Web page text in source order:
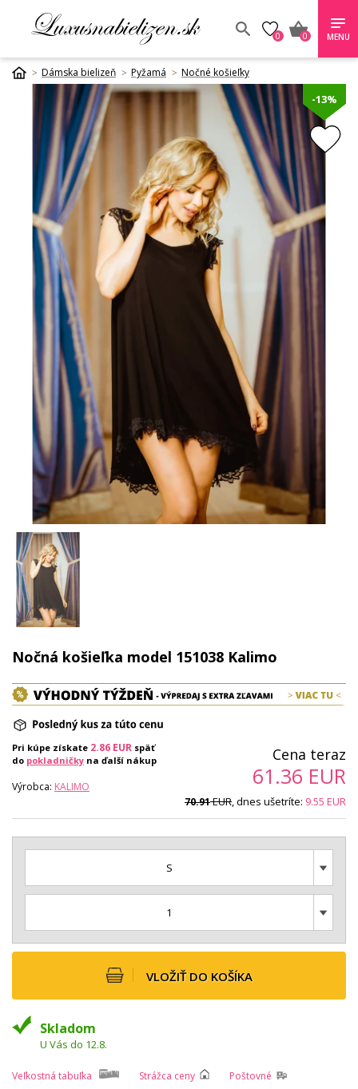
0 0 MENU
Dámska bielizeň Pyžamá Nočné košieľky
-13%
Nočná košieľka model 151038 Kalimo
Pri kúpe získate 2.86 EUR späť
do pokladničky na ďalší nákup
Výrobca: KALIMO
Cena teraz
61.36 EUR
70.91EUR, dnes ušetríte: 9.55 EUR
S
1
VLOŽIŤ DO KOŠÍKA
Skladom
U Vás do 12.8.
Veľkostná tabuľka Strážca ceny
Poštovné